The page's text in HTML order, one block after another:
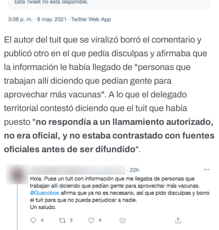
El autor del tuit que se viralizó borró el comentario y
publicó otro en el que pedía disculpas y afirmaba que
la información le había llegado de "personas que
trabajan allí diciendo que pedían gente para
aprovechar más vacunas". A lo que el delegado
territorial contestó diciendo que el tuit que había
puesto "no respondía a un llamamiento autorizado,
no era oficial, y no estaba contrastado con fuentes
oficiales antes de ser difundido".